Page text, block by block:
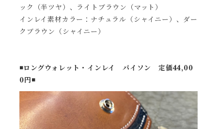
ック（半ツヤ）、ライトブラウン（マット）
インレイ素材カラー：ナチュラル（シャイニー）、ダー
クブラウン（シャイニー）
◾️ロングウォレット・インレイ パイソン 定価44,00
0円◾️